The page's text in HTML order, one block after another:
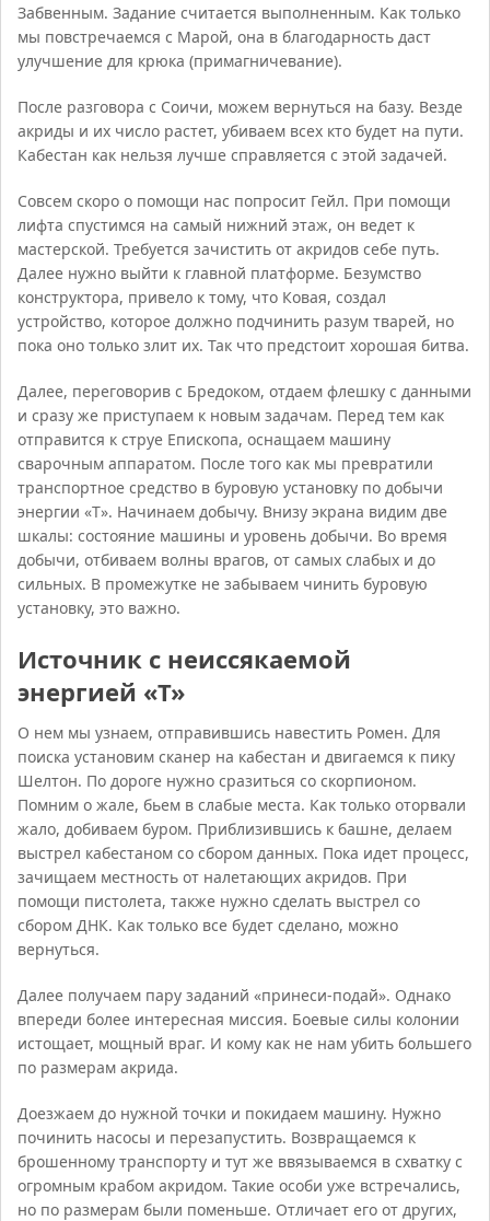
Забвенным. Задание считается выполненным. Как только
мы повстречаемся с Марой, она в благодарность даст
улучшение для крюка (примагничевание).
После разговора с Соичи, можем вернуться на базу. Везде
акриды и их число растет, убиваем всех кто будет на пути.
Кабестан как нельзя лучше справляется с этой задачей.
Совсем скоро о помощи нас попросит Гейл. При помощи
лифта спустимся на самый нижний этаж, он ведет к
мастерской. Требуется зачистить от акридов себе путь.
Далее нужно выйти к главной платформе. Безумство
конструктора, привело к тому, что Ковая, создал
устройство, которое должно подчинить разум тварей, но
пока оно только злит их. Так что предстоит хорошая битва.
Далее, переговорив с Бредоком, отдаем флешку с данными
и сразу же приступаем к новым задачам. Перед тем как
отправится к струе Епископа, оснащаем машину
сварочным аппаратом. После того как мы превратили
транспортное средство в буровую установку по добычи
энергии «Т». Начинаем добычу. Внизу экрана видим две
шкалы: состояние машины и уровень добычи. Во время
добычи, отбиваем волны врагов, от самых слабых и до
сильных. В промежутке не забываем чинить буровую
установку, это важно.
Источник с неиссякаемой
энергией «Т»
О нем мы узнаем, отправившись навестить Ромен. Для
поиска установим сканер на кабестан и двигаемся к пику
Шелтон. По дороге нужно сразиться со скорпионом.
Помним о жале, бьем в слабые места. Как только оторвали
жало, добиваем буром. Приблизившись к башне, делаем
выстрел кабестаном со сбором данных. Пока идет процесс,
зачищаем местность от налетающих акридов. При
помощи пистолета, также нужно сделать выстрел со
сбором ДНК. Как только все будет сделано, можно
вернуться.
Далее получаем пару заданий «принеси-подай». Однако
впереди более интересная миссия. Боевые силы колонии
истощает, мощный враг. И кому как не нам убить большего
по размерам акрида.
Доезжаем до нужной точки и покидаем машину. Нужно
починить насосы и перезапустить. Возвращаемся к
брошенному транспорту и тут же ввязываемся в схватку с
огромным крабом акридом. Такие особи уже встречались,
но по размерам были поменьше. Отличает его от других,